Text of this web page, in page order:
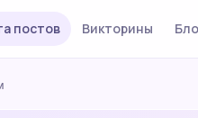
постов Викторины